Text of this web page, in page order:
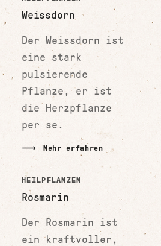
Weissdorn
Der Weissdorn ist
eine stark
pulsierende
Pflanze, er ist
die Herzpflanze
per se.
Mehr erfahren
HEILPFLANZEN
Rosmarin
Der Rosmarin ist
ein kraftvoller,